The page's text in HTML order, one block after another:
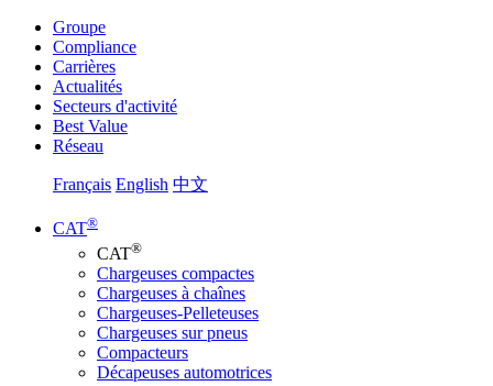
Groupe
Compliance
Carrières
Actualités
Secteurs d'activité
Best Value
Réseau
Français English 中文
CAT®
CAT®
Chargeuses compactes
Chargeuses à chaînes
Chargeuses-Pelleteuses
Chargeuses sur pneus
Compacteurs
Décapeuses automotrices